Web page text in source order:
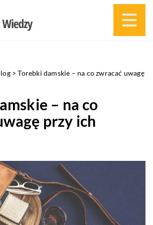
>Torebki damskie – na co zwracać uwagę
– na co
przy ich